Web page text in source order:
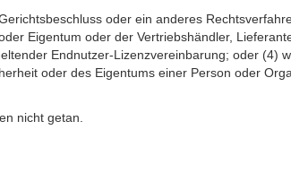
oder ein anderes
Eigentum oder der Vertriebshändler,
Endnutzer-Lizenz­vereinbarung; oder (4)
oder des Eigentums einer Person oder
nicht getan.